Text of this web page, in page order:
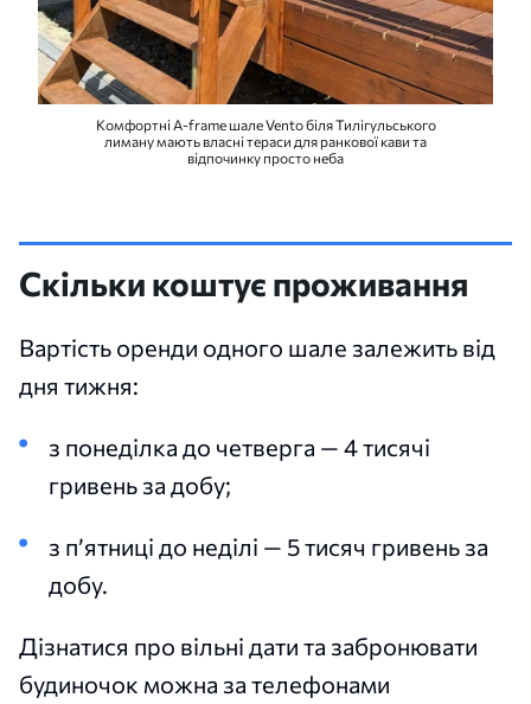
Комфортні A-frame шале Vento біля Тилігульського
лиману мають власні тераси для ранкової кави та
відпочинку просто неба
Скільки коштує проживання
Вартість оренди одного шале залежить від
дня тижня:
з понеділка до четверга — 4 тисячі
гривень за добу;
з п’ятниці до неділі — 5 тисяч гривень за
добу.
Дізнатися про вільні дати та забронювати
будиночок можна за телефонами